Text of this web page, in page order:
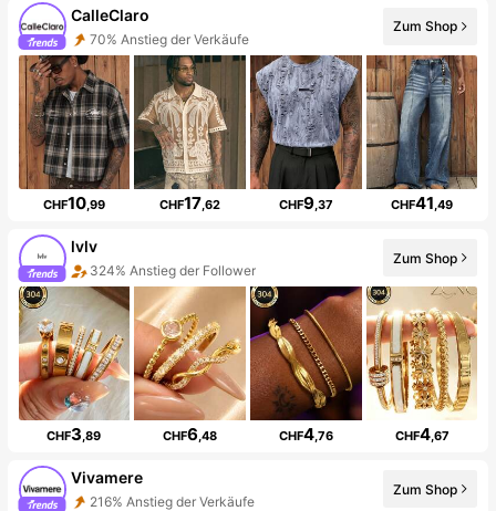
CalleClaro
70% Anstieg der Verkäufe
Zum Shop
CHF10,99 CHF17,62 CHF9,37 CHF41,49
lvlv
324% Anstieg der Follower
Zum Shop
CHF3,89 CHF6,48 CHF4,76 CHF4,67
Vivamere
216% Anstieg der Verkäufe
Zum Shop